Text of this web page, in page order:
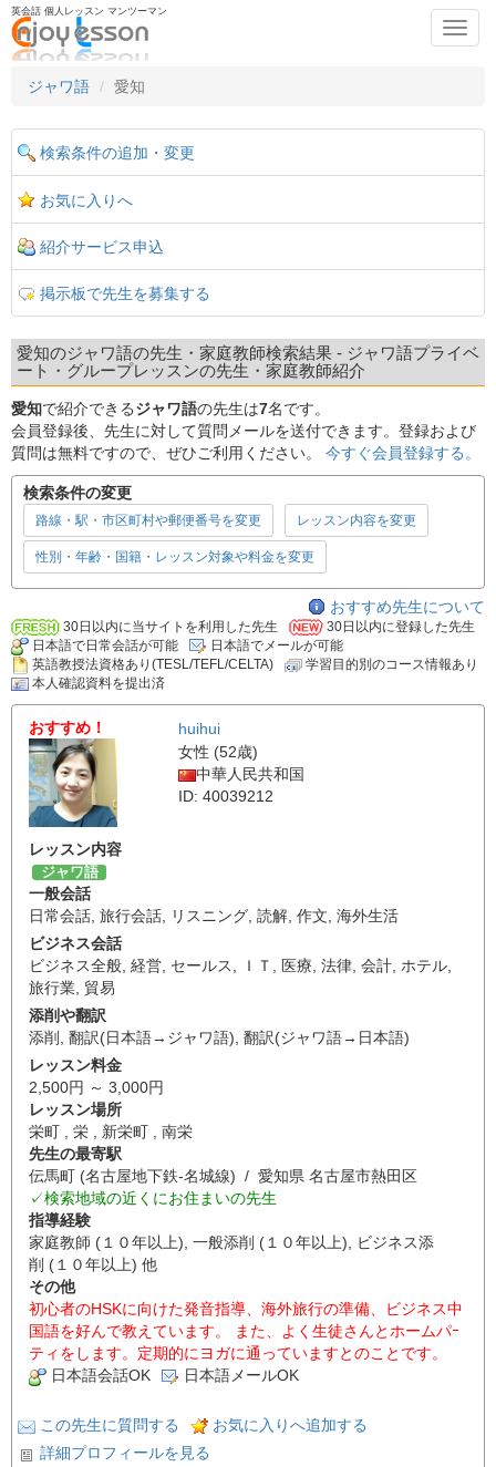
英会話 個人レッスン マンツーマン
ジャワ語
愛知
検索条件の追加・変更
お気に入りへ
紹介サービス申込
掲示板で先生を募集する
愛知のジャワ語の先生・家庭教師検索結果 - ジャワ語プライベ
ート・グループレッスンの先生・家庭教師紹介
愛知で紹介できるジャワ語の先生は7名です。
会員登録後、先生に対して質問メールを送付できます。登録および
質問は無料ですので、ぜひご利用ください。 今すぐ会員登録する。
検索条件の変更
路線・駅・市区町村や郵便番号を変更 レッスン内容を変更
性別・年齢・国籍・レッスン対象や料金を変更
おすすめ先生について
30日以内に当サイトを利用した先生
30日以内に登録した先生
日本語で日常会話が可能
日本語でメールが可能
英語教授法資格あり(TESL/TEFL/CELTA)
学習目的別のコース情報あり
本人確認資料を提出済
おすすめ！
huihui
女性 (52歳)
中華人民共和国
ID: 40039212
レッスン内容
ジャワ語
一般会話
日常会話, 旅行会話, リスニング, 読解, 作文, 海外生活
ビジネス会話
ビジネス全般, 経営, セールス, ＩＴ , 医療, 法律, 会計, ホテル,
旅行業, 貿易
添削や翻訳
添削 , 翻訳(日本語→ジャワ語), 翻訳(ジャワ語→日本語)
レッスン料金
2,500円 ～ 3,000円
レッスン場所
栄町 , 栄 , 新栄町 , 南栄
先生の最寄駅
伝馬町 (名古屋地下鉄-名城線) / 愛知県 名古屋市熱田区
✓検索地域の近くにお住まいの先生
指導経験
家庭教師 (１０年以上), 一般添削 (１０年以上), ビジネス添
削 (１０年以上) 他
その他
初心者のHSKに向けた発音指導、海外旅行の準備、ビジネス中
国語を好んで教えています。 また、よく生徒さんとホームパｰ
ティをします。定期的にヨガに通っていますとのことです。
日本語会話OK
日本語メールOK
この先生に質問する
お気に入りへ追加する
詳細プロフィールを見る